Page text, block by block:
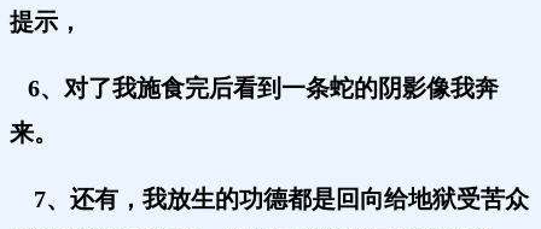
提示，
6、对了我施食完后看到一条蛇的阴影像我奔
来。
7、还有，我放生的功德都是回向给地狱受苦众